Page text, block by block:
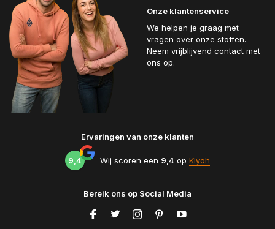
Onze klantenservice
We helpen je graag met
vragen over onze stoffen.
Neem vrijblijvend contact met
ons op.
Ervaringen van onze klanten
9,4 Wij scoren een 9,4 op Kiyoh
Bereik ons op Social Media